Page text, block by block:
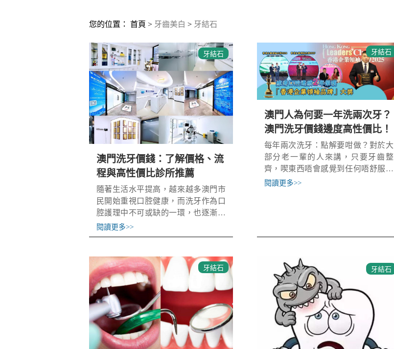
您的位置： 首頁 > 牙齒美白 > 牙結石
牙結石
澳門洗牙價錢：了解價格、流
程與高性價比診所推薦
隨著生活水平提高，越來越多澳門市
民開始重視口腔健康，而洗牙作為口
腔護理中不可或缺的一環，也逐漸受
到關注。不過，仍有不少人對於洗牙
的價格、流程與是否有必要洗牙心存
結合實際
閱讀更多>>
牙結石
澳門人為何要一年洗兩次牙？
澳門洗牙價錢邊度高性價比！
每年兩次洗牙：點解要咁做？對於大
部分老一輩的人來講，只要牙齒整
齊，喫東西唔會感覺到任何唔舒服，
牙齒就是非常健康的，但事實真的如
閱讀更多>>
牙結石 牙結石